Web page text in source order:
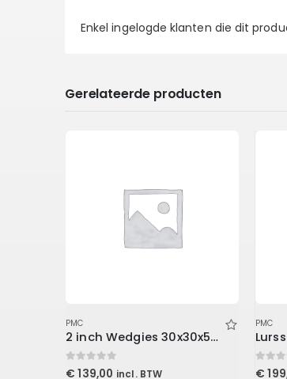
Enkel ingelogde klanten die dit
Gerelateerde producten
PMC
2 inch Wedgies 30x30x5cm, Purple
0out of 5
€ 139,00 incl. BTW
PMC
0out
€